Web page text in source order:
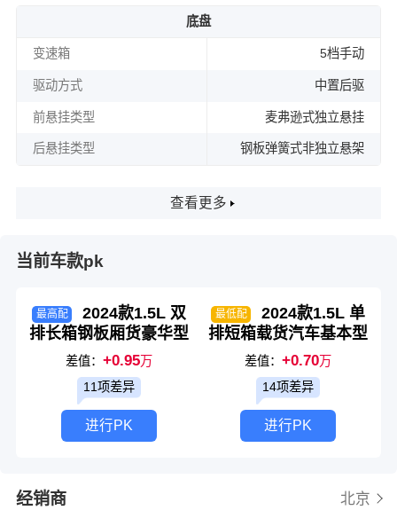
底盘
变速箱 5档手动
驱动方式 中置后驱
前悬挂类型 麦弗逊式独立悬挂
后悬挂类型 钢板弹簧式非独立悬架
查看更多
当前车款pk
最高配
2024款1.5L 双
排长箱钢板厢货豪华型
差值：+0.95万
11项差异
进行PK
最低配
2024款1.5L 单
排短箱载货汽车基本型
差值： +0.70万
14项差异
进行PK
经销商 北京